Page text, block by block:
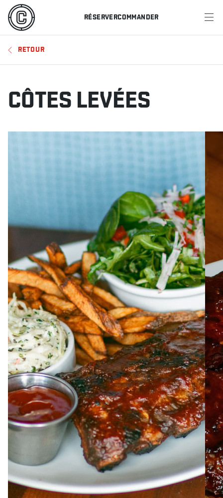
RÉSERVERCOMMANDER
MENU
RESTAURANTS
OFFRES ET PROMOTIONS
HORAIRE DES SPORTS
COMMANDER
À PROPOS EMPLOIS EN ÉPICERIE BOUTIQUE
TRAITEUR ÉVÉNEMENTIEL NOUS JOINDRE
DONNER VOTRE OPINION
RETOUR
CÔTES LEVÉES